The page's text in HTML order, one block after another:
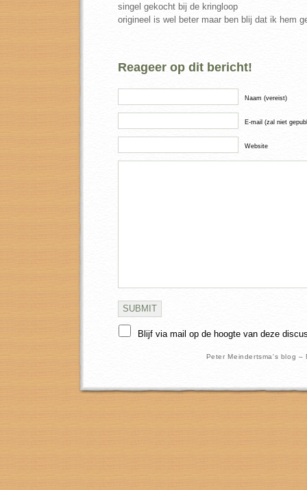
singel gekocht bij de kringloop
origineel is wel beter maar ben blij dat ik hem
Reageer op dit bericht!
Naam (vereist)
E-mail (zal niet
Website
Blijf via mail op de hoogte van deze
Peter Meindertsma's blog